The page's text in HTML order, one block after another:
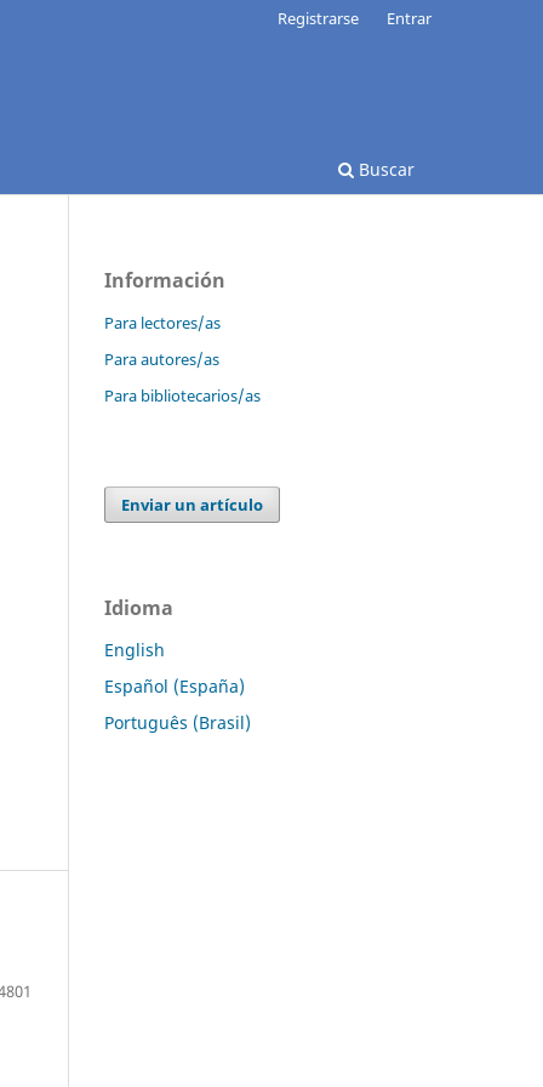
Buscar
Registrarse Entrar
Información
Para lectores/as
Para autores/as
Para bibliotecarios/as
Enviar un artículo
Idioma
English
Español (España)
Português (Brasil)